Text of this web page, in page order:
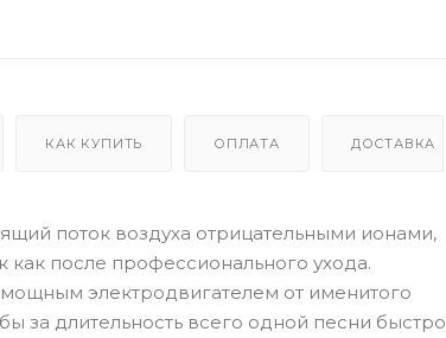
КАК КУПИТЬ ОПЛАТА ДОСТАВКА
поток воздуха отрицательными ионами,
после профессионального ухода.
электродвигателем от именитого
за длительность всего одной песни быстро